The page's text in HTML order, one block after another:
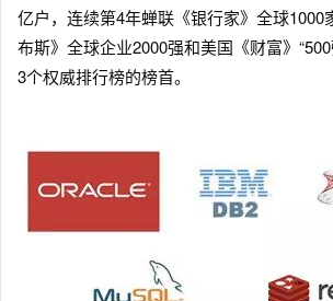
亿户，连续第4年蝉联《银行家》全球1000
布斯》全球企业2000强和美国《财富》
3个权威排行榜的榜首。